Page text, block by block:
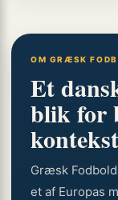
OM GRÆSK
Et
blik for
kontekst
Græsk
et af Europas